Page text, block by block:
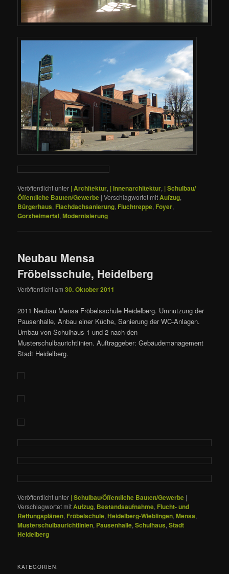
Veröffentlicht unter | Architektur, | Innenarchitektur, | Schulbau/
Öffentliche Bauten/Gewerbe |Verschlagwortet mitAufzug,
Bürgerhaus, Flachdachsanierung, Fluchtreppe, Foyer,
Gorxheimertal,Modernisierung
Neubau Mensa
Fröbelsschule, Heidelberg
Veröffentlicht am30. Oktober 2011
2011 Neubau Mensa Fröbelsschule Heidelberg. Umnutzung der
Pausenhalle, Anbau einer Küche, Sanierung der WC-Anlagen.
Umbau von Schulhaus 1 und 2 nach den
Musterschulbaurichtlinien. Auftraggeber: Gebäudemanagement
Stadt Heidelberg.
Veröffentlicht unter | Schulbau/Öffentliche Bauten/Gewerbe |
Verschlagwortet mitAufzug, Bestandsaufnahme, Flucht- und
Rettungsplänen, Fröbelschule,Heidelberg-Wieblingen,Mensa,
Musterschulbaurichtlinien, Pausenhalle,Schulhaus,Stadt
Heidelberg
KATEGORIEN: